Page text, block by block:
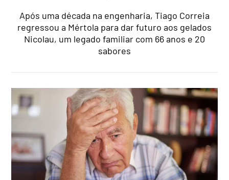
Após uma década na engenharia, Tiago Correia
regressou a Mértola para dar futuro aos gelados
Nicolau, um legado familiar com 66 anos e 20
sabores